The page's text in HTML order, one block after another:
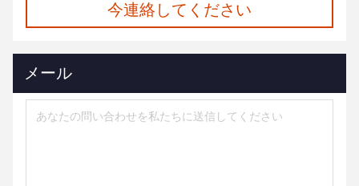
今連絡してください
メール